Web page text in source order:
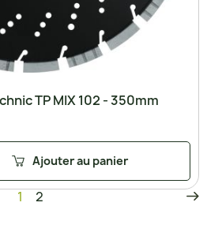
TP MIX 102 - 350mm
Ajouter au panier
1 2